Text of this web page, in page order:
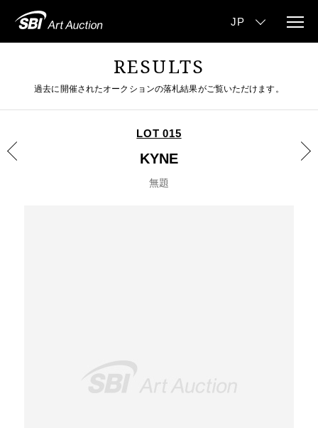
RESULTS
過去に開催されたオークションの落札結果がご覧いただけます。
LOT 015
KYNE
無題